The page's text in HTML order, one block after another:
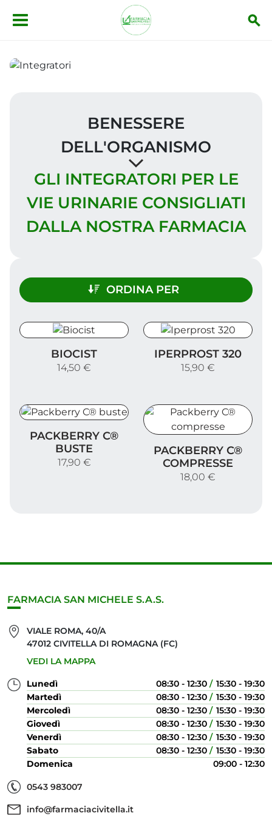
Salta al contenuto principale
BENESSERE
DELL'ORGANISMO
GLI INTEGRATORI PER LE
VIE URINARIE CONSIGLIATI
DALLA NOSTRA FARMACIA
ORDINA PER
BIOCIST
14,50 €
IPERPROST 320
15,90 €
PACKBERRY C®
BUSTE
17,90 €
PACKBERRY C®
COMPRESSE
18,00 €
FARMACIA SAN MICHELE S.A.S.
VIALE ROMA, 40/A
47012 CIVITELLA DI ROMAGNA (FC)
VEDI LA MAPPA
Lunedì 08:30 - 12:30
15:30 - 19:30
Martedì
08:30 - 12:30
15:30 - 19:30
Mercoledì
08:30 - 12:30
15:30 - 19:30
Giovedì
08:30 - 12:30
15:30 - 19:30
Venerdì
08:30 - 12:30
15:30 - 19:30
Sabato
08:30 - 12:30
15:30 - 19:30
Domenica
09:00 - 12:30
0543 983007
info@farmaciacivitella.it